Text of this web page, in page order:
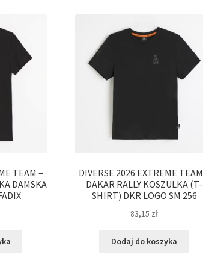
TEAM –
DAMSKA
DIVERSE 2026 EXTREME
DAKAR RALLY KOSZULKA (T-
SHIRT) DKR LOGO SM 256
83,15 zł
Dodaj do koszyka